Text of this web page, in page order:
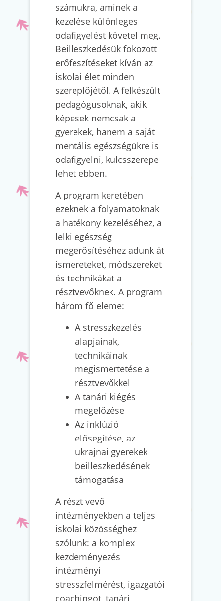
számukra, aminek a
kezelése különleges
odafigyelést követel meg.
Beilleszkedésük fokozott
erőfeszítéseket kíván az
iskolai élet minden
szereplőjétől. A felkészült
pedagógusoknak, akik
képesek nemcsak a
gyerekek, hanem a saját
mentális egészségükre is
odafigyelni, kulcsszerepe
lehet ebben.
A program keretében
ezeknek a folyamatoknak
a hatékony kezeléséhez, a
lelki egészség
megerősítéséhez adunk át
ismereteket, módszereket
és technikákat a
résztvevőknek. A program
három fő eleme:
A stresszkezelés
alapjainak,
technikáinak
megismertetése a
résztvevőkkel
A tanári kiégés
megelőzése
Az inklúzió
elősegítése, az
ukrajnai gyerekek
beilleszkedésének
támogatása
A részt vevő
intézményekben a teljes
iskolai közösséghez
szólunk: a komplex
kezdeményezés
intézményi
stresszfelmérést, igazgatói
coachingot, tanári